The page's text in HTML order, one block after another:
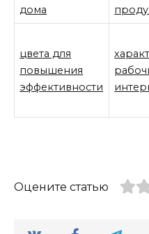
дома
цвета для
повышения
эффективности
Оцените статью